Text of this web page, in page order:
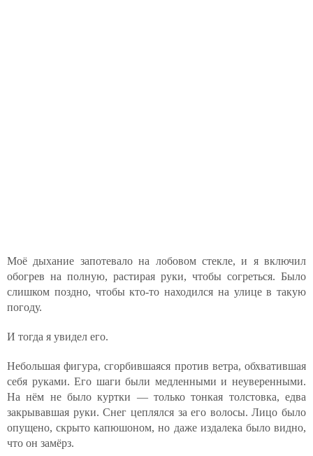
Моё дыхание запотевало на лобовом стекле, и я включил
обогрев на полную, растирая руки, чтобы согреться. Было
слишком поздно, чтобы кто-то находился на улице в такую
погоду.
И тогда я увидел его.
Небольшая фигура, сгорбившаяся против ветра, обхватившая
себя руками. Его шаги были медленными и неуверенными.
На нём не было куртки — только тонкая толстовка, едва
закрывавшая руки. Снег цеплялся за его волосы. Лицо было
опущено, скрыто капюшоном, но даже издалека было видно,
что он замёрз.